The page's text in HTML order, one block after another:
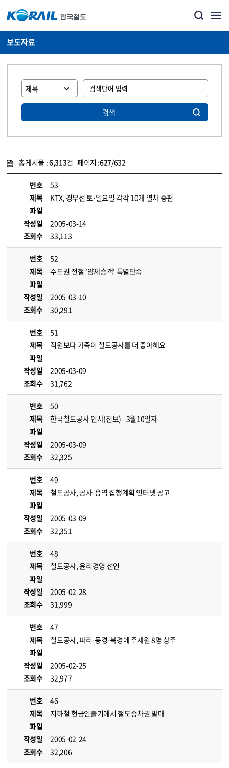
보도자료
검색
총게시물 :6,313건 페이지 :627/632
번호
53
제목
KTX, 경부선 토·일요일 각각 10개 열차 증편
파일
작성일
2005-03-14
조회수
33,113
번호
52
제목
수도권 전철 '얌체승객' 특별단속
파일
작성일
2005-03-10
조회수
30,291
번호
51
제목
직원보다 가족이 철도공사를 더 좋아해요
파일
작성일
2005-03-09
조회수
31,762
번호
50
제목
한국철도공사 인사(전보) - 3월10일자
파일
작성일
2005-03-09
조회수
32,325
번호
49
제목
철도공사, 공사·용역 집행계획 인터넷 공고
파일
작성일
2005-03-09
조회수
32,351
번호
48
제목
철도공사, 윤리경영 선언
파일
작성일
2005-02-28
조회수
31,999
번호
47
제목
철도공사, 파리·동경·북경에 주재원 8명 상주
파일
작성일
2005-02-25
조회수
32,977
번호
46
제목
지하철 현금인출기에서 철도승차권 발매
파일
작성일
2005-02-24
조회수
32,206